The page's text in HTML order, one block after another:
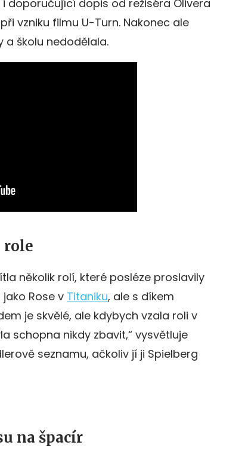
doporučující dopis od režiséra Olivera
vzniku filmu U-Turn. Nakonec ale
a školu nedodělala.
role
několik rolí, které posléze proslavily
Rose v Titaniku, ale s díkem
je skvělé, ale kdybych vzala roli v
schopna nikdy zbavit,“ vysvětluje
seznamu, ačkoliv jí ji Spielberg
na špacír